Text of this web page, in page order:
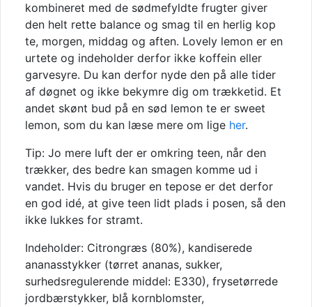
kombineret med de sødmefyldte frugter giver
den helt rette balance og smag til en herlig kop
te, morgen, middag og aften. Lovely lemon er en
urtete og indeholder derfor ikke koffein eller
garvesyre. Du kan derfor nyde den på alle tider
af døgnet og ikke bekymre dig om trækketid. Et
andet skønt bud på en sød lemon te er sweet
lemon, som du kan læse mere om lige her.
Tip: Jo mere luft der er omkring teen, når den
trækker, des bedre kan smagen komme ud i
vandet. Hvis du bruger en tepose er det derfor
en god idé, at give teen lidt plads i posen, så den
ikke lukkes for stramt.
Indeholder: Citrongræs (80%), kandiserede
ananasstykker (tørret ananas, sukker,
surhedsregulerende middel: E330), frysetørrede
jordbærstykker, blå kornblomster,